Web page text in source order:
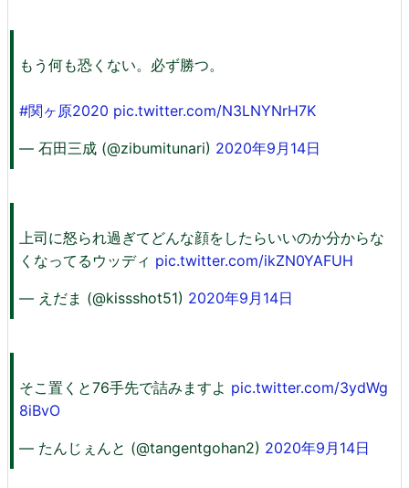
もう何も恐くない。必ず勝つ。
#関ヶ原2020 pic.twitter.com/N3LNYNrH7K
— 石田三成 (@zibumitunari) 2020年9月14日
上司に怒られ過ぎてどんな顔をしたらいいのか分からな
くなってるウッディ pic.twitter.com/ikZN0YAFUH
— えだま (@kissshot51) 2020年9月14日
そこ置くと76手先で詰みますよ pic.twitter.com/3ydWg
8iBvO
— たんじぇんと (@tangentgohan2) 2020年9月14日